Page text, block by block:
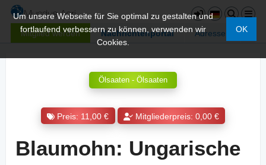
Mitglied werden Nachrichtenportal Adressen
Um unsere Webseite für Sie optimal zu gestalten und
fortlaufend verbessern zu können, verwenden wir
Cookies.
OK
Ölsaaten - Ölsaaten
Preis: 11,00 € Mitgliederpreis: 0,00 €
Blaumohn: Ungarische